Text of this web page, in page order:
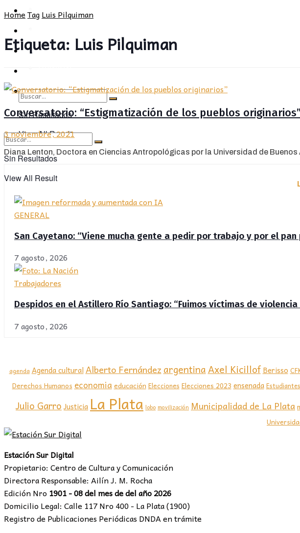
POLÍTICA
CULTURA
Sin Resultados
View All Result
PROVINCIA
SOCIEDAD
OPINIÓN
Sin Resultados
View All Result
HomeTagLuis Pilquiman
Etiqueta: Luis Pilquiman
Conversatorio: “Estigmatización de los pueblos originarios”
3 noviembre, 2021
Diana Lenton, Doctora en Ciencias Antropológicas por la Universidad de Buenos
GENERAL
San Cayetano: “Viene mucha gente a pedir por trabajo y por el
7 agosto, 2026
Trabajadores
Despidos en el Astillero Río Santiago: “Fuimos víctimas de
7 agosto, 2026
agenda Agenda culturalAlberto Fernández argentinaAxel Kicillof Berisso
Derechos Humanos economia educación Elecciones Elecciones 2023 ensenada Estudiantes
Julio Garro Justicia La Plata lobo movilización Municipalidad de La Plata
Estación Sur Digital
Propietario: Centro de Cultura y Comunicación
Directora Responsable: Ailín J. M. Rocha
Edición Nro 1901 - 08 del mes de del año 2026
Domicilio Legal: Calle 117 Nro 400 - La Plata (1900)
Registro de Publicaciones Periódicas DNDA en trámite